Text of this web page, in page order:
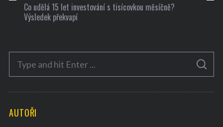
Co udělá 15 let investování s tisícovkou měsíčně?
Výsledek překvapí
c
S
A
C
AUTOŘI